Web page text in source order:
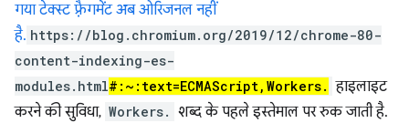
गया टेक्स्ट फ़्रैगमेंट अब ओरिजनल नहीं
है. https://blog.chromium.org/2019/12/chrome-80-
content-indexing-es-
modules.html#:~:text=ECMAScript,Workers. हाइलाइट
करने की सुविधा, Workers. शब्द के पहले इस्तेमाल पर रुक जाती है.